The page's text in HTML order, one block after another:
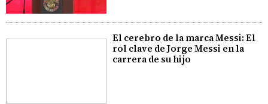
El cerebro de la marca Messi: El
rol clave de Jorge Messi en la
carrera de su hijo